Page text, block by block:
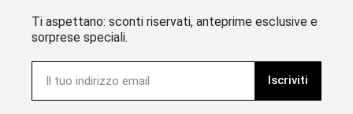
Ti aspettano: sconti riservati, anteprime esclusive e
sorprese speciali.
Iscriviti